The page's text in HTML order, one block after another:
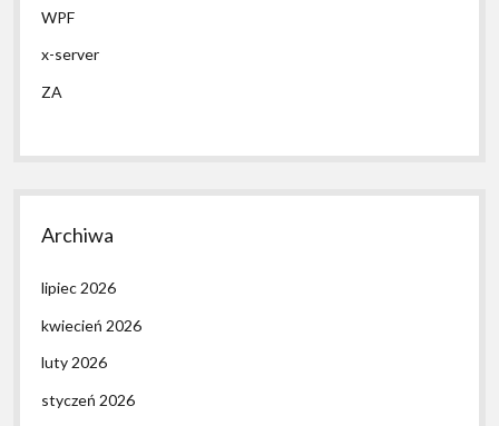
WPF
x-server
ZA
Archiwa
lipiec 2026
kwiecień 2026
luty 2026
styczeń 2026